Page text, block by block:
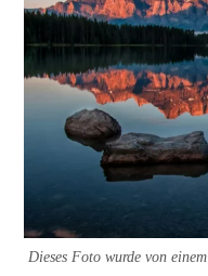
Dieses Foto wurde von